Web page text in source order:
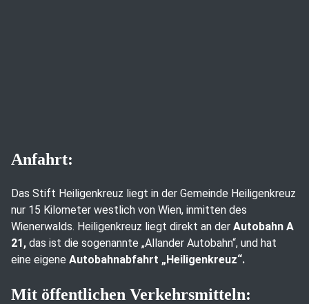
Anfahrt:
Das Stift Heiligenkreuz liegt in der Gemeinde Heiligenkreuz
nur 15 Kilometer westlich von Wien, inmitten des
Wienerwalds. Heiligenkreuz liegt direkt an der Autobahn A
21, das ist die sogenannte „Allander Autobahn“, und hat
eine eigene Autobahnabfahrt „Heiligenkreuz“.
Mit öffentlichen Verkehrsmitteln: